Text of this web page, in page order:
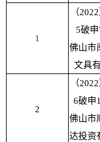
1
（
5破
佛山市
文具
2
（
6破申
佛山市
达投资